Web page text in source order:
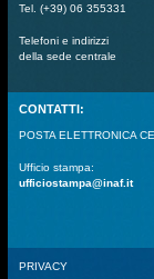
Tel. (+39) 06 355331
Telefoni e indirizzi
della sede centrale
CONTATTI:
POSTA ELETTRONICA
Ufficio stampa:
ufficiostampa@inaf.it
PRIVACY